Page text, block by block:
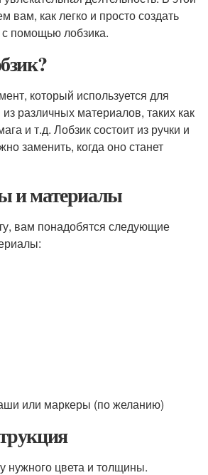
вам, как легко и просто создать
помощью лобзика.
который используется для
различных материалов, таких как
и т.д. Лобзик состоит из ручки и
заменить, когда оно станет
и материалы
вам понадобятся следующие
или маркеры (по желанию)
нужного цвета и толщины.